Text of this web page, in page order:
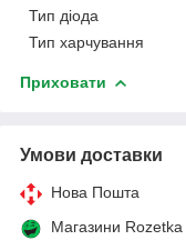
Тип діода
Тип харчування
Приховати
Умови доставки
Нова Пошта
Магазини Rozetka